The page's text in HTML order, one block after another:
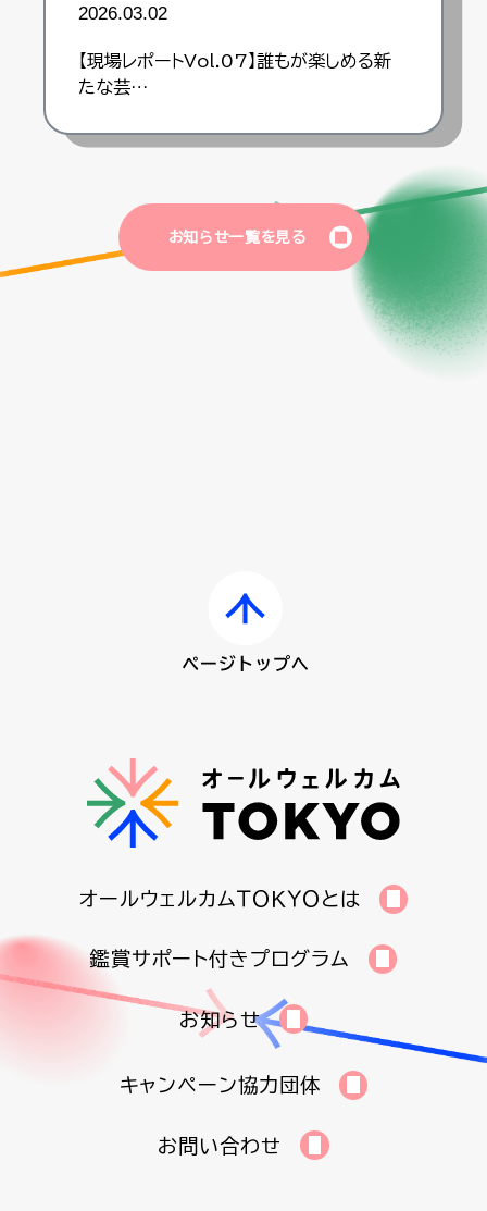
2026.03.02
【現場レポートVol.07】誰もが楽しめる新
たな芸…
お知らせ一覧を見る
オールウェルカムＴＯＫＹＯとは
鑑賞サポート付きプログラム
お知らせ
キャンペーン協力団体
お問い合わせ